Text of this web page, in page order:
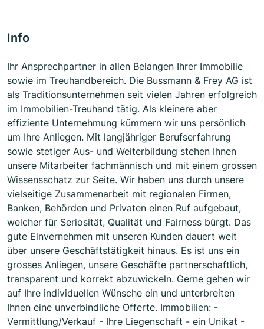
Info
Ihr Ansprechpartner in allen Belangen Ihrer Immobilie
sowie im Treuhandbereich. Die Bussmann & Frey AG ist
als Traditionsunternehmen seit vielen Jahren erfolgreich
im Immobilien-Treuhand tätig. Als kleinere aber
effiziente Unternehmung kümmern wir uns persönlich
um Ihre Anliegen. Mit langjähriger Berufserfahrung
sowie stetiger Aus- und Weiterbildung stehen Ihnen
unsere Mitarbeiter fachmännisch und mit einem grossen
Wissensschatz zur Seite. Wir haben uns durch unsere
vielseitige Zusammenarbeit mit regionalen Firmen,
Banken, Behörden und Privaten einen Ruf aufgebaut,
welcher für Seriosität, Qualität und Fairness bürgt. Das
gute Einvernehmen mit unseren Kunden dauert weit
über unsere Geschäftstätigkeit hinaus. Es ist uns ein
grosses Anliegen, unsere Geschäfte partnerschaftlich,
transparent und korrekt abzuwickeln. Gerne gehen wir
auf Ihre individuellen Wünsche ein und unterbreiten
Ihnen eine unverbindliche Offerte. Immobilien: -
Vermittlung/Verkauf - Ihre Liegenschaft - ein Unikat -